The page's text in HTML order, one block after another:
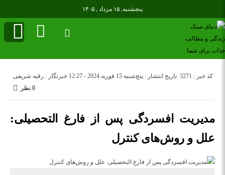
پنجشنبه, ۱۵ مرداد , ۱۴۰۵
تاریخ انتشار : پنج‌شنبه 15 فوریه 2024 - 12:27 خبرنگار : رقیه شریفی
کد خبر : 3271
0 نظر
مدیریت افسردگی پس از فارغ التحصیلی:
علل و روش‌های کنترل